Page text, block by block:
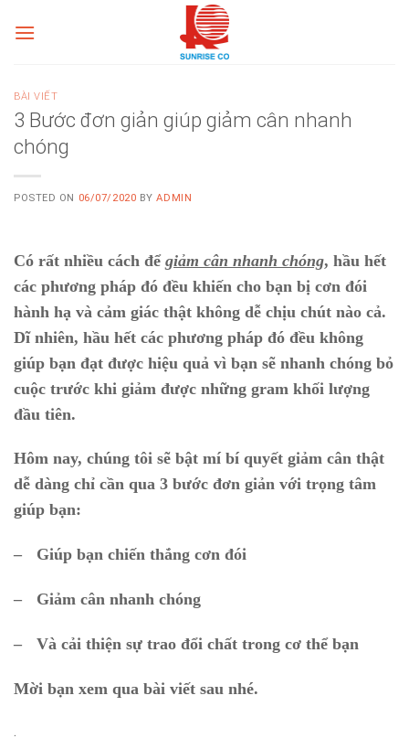
BÀI VIẾT
3 Bước đơn giản giúp giảm cân nhanh
chóng
POSTED ON 06/07/2020 BYADMIN
Có rất nhiều cách để giảm cân nhanh chóng, hầu hết
các phương pháp đó đều khiến cho bạn bị cơn đói
hành hạ và cảm giác thật không dễ chịu chút nào cả.
Dĩ nhiên, hầu hết các phương pháp đó đều không
giúp bạn đạt được hiệu quả vì bạn sẽ nhanh chóng bỏ
cuộc trước khi giảm được những gram khối lượng
đầu tiên.
Hôm nay, chúng tôi sẽ bật mí bí quyết giảm cân thật
dễ dàng chỉ cần qua 3 bước đơn giản với trọng tâm
giúp bạn:
– Giúp bạn chiến thắng cơn đói
– Giảm cân nhanh chóng
– Và cải thiện sự trao đổi chất trong cơ thể bạn
Mời bạn xem qua bài viết sau nhé.
.